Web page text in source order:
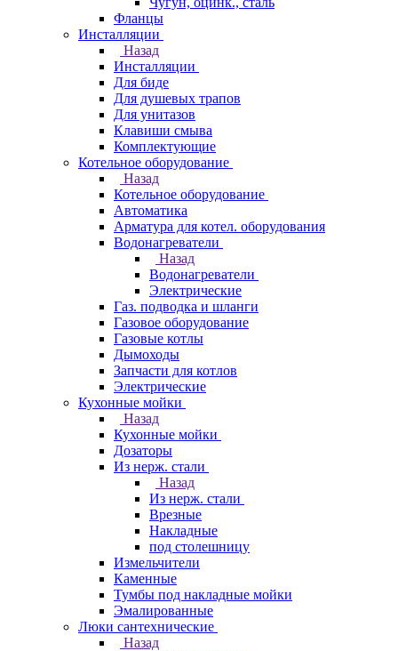
Фланцы
Инсталляции
Назад
Инсталляции
Для биде
Для душевых трапов
Для унитазов
Клавиши смыва
Комплектующие
Котельное оборудование
Назад
Котельное оборудование
Автоматика
Арматура для котел. оборудования
Водонагреватели
Назад
Водонагреватели
Электрические
Газ. подводка и шланги
Газовое оборудование
Газовые котлы
Дымоходы
Запчасти для котлов
Электрические
Кухонные мойки
Назад
Кухонные мойки
Дозаторы
Из нерж. стали
Назад
Из нерж. стали
Врезные
Накладные
под столешницу
Измельчители
Каменные
Тумбы под накладные мойки
Эмалированные
Люки сантехнические
Назад